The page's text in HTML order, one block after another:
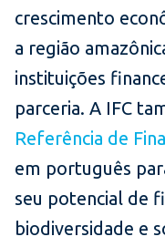
crescimento
a região
instituições
parceria. A IFC
Referência de
em português
seu potencial de
biodiversidade e